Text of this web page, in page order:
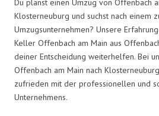
Du planst einen Umzug von Offenbach
Klosterneuburg und suchst nach einem
Umzugsunternehmen? Unsere
Keller Offenbach am Main aus
deiner Entscheidung weiterhelfen. Bei
Offenbach am Main nach
zufrieden mit der professionellen und
Unternehmens.